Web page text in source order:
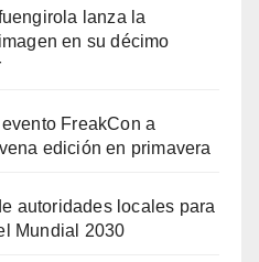
lanza la
en su décimo
FreakCon a
edición en primavera
autoridades locales para
Mundial 2030